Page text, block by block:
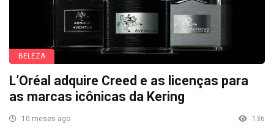
BELEZA
L’Oréal adquire Creed e as licenças para
as marcas icônicas da Kering
10 meses ago 136